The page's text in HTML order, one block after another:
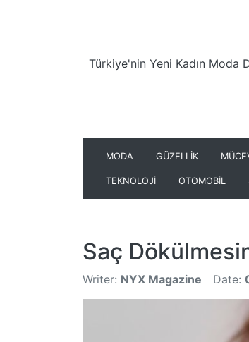
Türkiye'nin Yeni Kadın Moda
MODA GÜZELLİK
TEKNOLOJİ OTOMOBİL
Saç
Writer: NYX Magazine Date: